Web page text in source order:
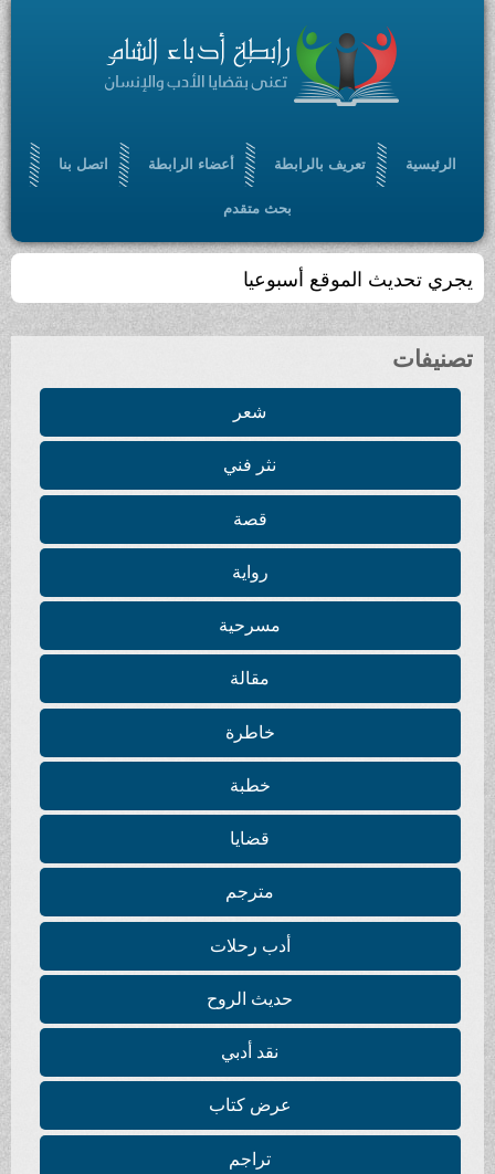
الرئيسية تعريف بالرابطة أعضاء الرابطة اتصل بنا
بحث متقدم
يجري تحديث الموقع أسبوعيا
تصنيفات
شعر
نثر فني
قصة
رواية
مسرحية
مقالة
خاطرة
خطبة
قضايا
مترجم
أدب رحلات
حديث الروح
نقد أدبي
عرض كتاب
تراجم